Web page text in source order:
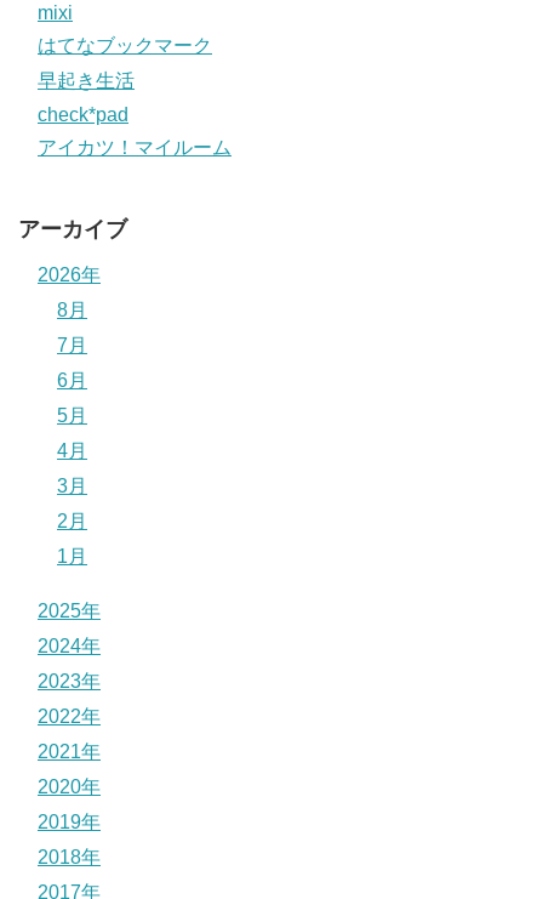
mixi
はてなブックマーク
早起き生活
check*pad
アイカツ！マイルーム
アーカイブ
2026年
8月
7月
6月
5月
4月
3月
2月
1月
2025年
2024年
2023年
2022年
2021年
2020年
2019年
2018年
2017年